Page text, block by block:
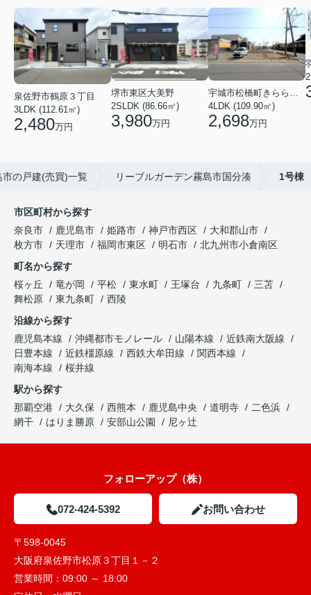
泉佐野市鶴原３丁目
3LDK (112.61㎡)
2,480万円
堺市東区大美野
2SLDK (86.66㎡)
3,980万円
4LDK (109.90㎡)
2,698万円
市の戸建(売買)一覧 リーブルガーデン霧島市国分湊 1号棟
市区町村から探す
奈良市
鹿児島市 姫路市 神戸市西区
大和郡山市
枚方市
天理市 福岡市東区 明石市
北九州市小倉南区
町名から探す
桜ヶ丘
竜が岡 平松 東水町 王塚台 九条町
三苫
舞松原
東九条町
西陵
沿線から探す
鹿児島本線
沖縄都市モノレール 山陽本線
近鉄南大阪線
日豊本線
近鉄橿原線 西鉄大牟田線
関西本線
南海本線
桜井線
駅から探す
那覇空港
大久保 西熊本 鹿児島中央 道明寺
二色浜
網干
はりま勝原 安部山公園 尼ヶ辻
フォローアップ（株）
072-424-5392 お問い合わせ
〒598-0045
大阪府泉佐野市松原３丁目１－２
営業時間： 09:00 ～ 18:00